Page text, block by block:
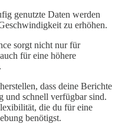
genutzte Daten werden
zu erhöhen.
sorgt nicht nur für
für eine höhere
dass deine Berichte
und schnell verfügbar sind.
die du für eine
benötigst.